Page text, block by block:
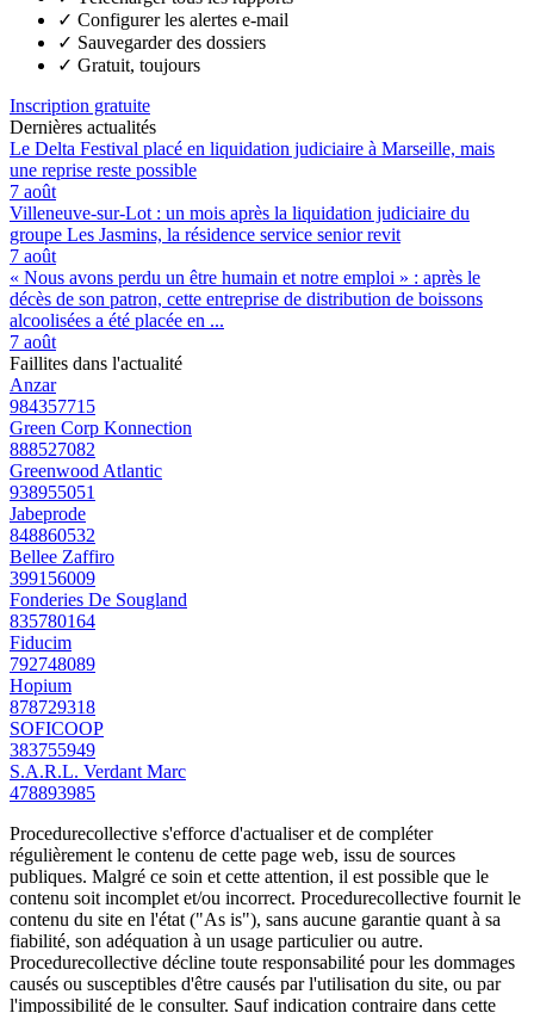
✓ Configurer les alertes e-mail
✓ Sauvegarder des dossiers
✓ Gratuit, toujours
Inscription gratuite
Dernières actualités
Le Delta Festival placé en liquidation judiciaire à Marseille, mais
une reprise reste possible
7 août
Villeneuve-sur-Lot : un mois après la liquidation judiciaire du
groupe Les Jasmins, la résidence service senior revit
7 août
« Nous avons perdu un être humain et notre emploi » : après le
décès de son patron, cette entreprise de distribution de boissons
alcoolisées a été placée en ...
7 août
Faillites dans l'actualité
Anzar
984357715
Green Corp Konnection
888527082
Greenwood Atlantic
938955051
Jabeprode
848860532
Bellee Zaffiro
399156009
Fonderies De Sougland
835780164
Fiducim
792748089
Hopium
878729318
SOFICOOP
383755949
S.A.R.L. Verdant Marc
478893985
Procedurecollective s'efforce d'actualiser et de compléter
régulièrement le contenu de cette page web, issu de sources
publiques. Malgré ce soin et cette attention, il est possible que le
contenu soit incomplet et/ou incorrect. Procedurecollective fournit le
contenu du site en l'état ("As is"), sans aucune garantie quant à sa
fiabilité, son adéquation à un usage particulier ou autre.
Procedurecollective décline toute responsabilité pour les dommages
causés ou susceptibles d'être causés par l'utilisation du site, ou par
l'impossibilité de le consulter. Sauf indication contraire dans cette